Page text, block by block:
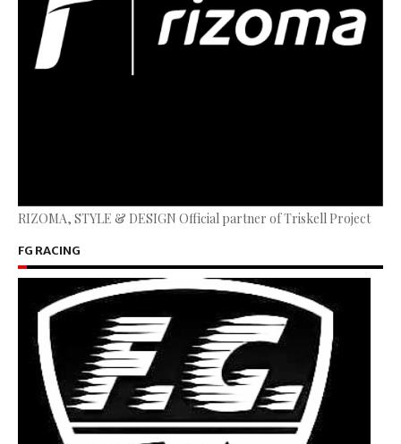
RIZOMA, STYLE & DESIGN Official partner of Triskell Project
FG RACING